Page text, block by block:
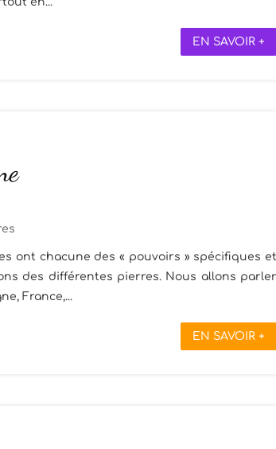
EN SAVOIR +
ont chacune des « pouvoirs » spécifiques
des différentes pierres. Nous allons
France,...
EN SAVOIR +